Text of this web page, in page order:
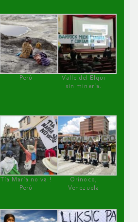
Perú
Valle del Elqui
sin minería.
Tía María no va !
Perú
Orinoco,
Venezuela